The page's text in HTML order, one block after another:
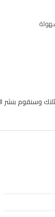
وسنقوم بنشر